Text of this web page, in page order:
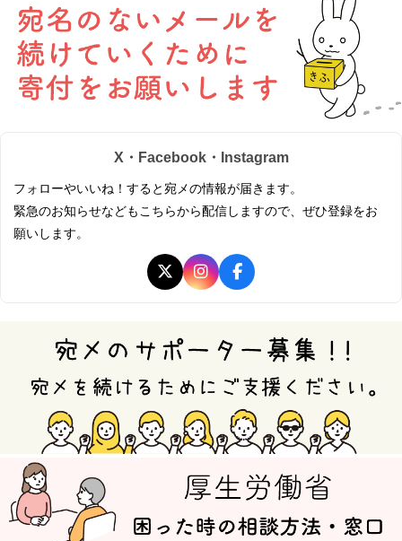
X・Facebook・Instagram
フォローやいいね！すると宛メの情報が届きます。
緊急のお知らせなどもこちらから配信しますので、ぜひ登録をお
願いします。